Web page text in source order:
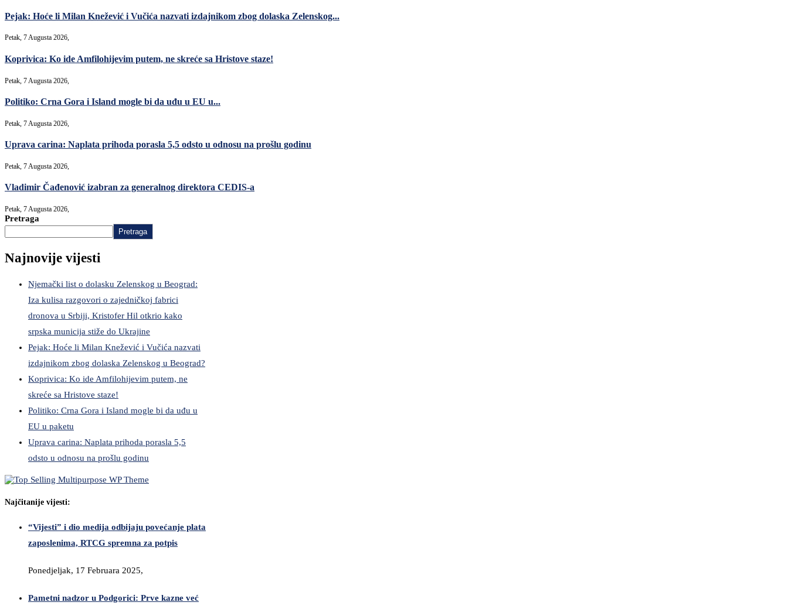
Pejak: Hoće li Milan Knežević i Vučića nazvati izdajnikom zbog dolaska Zelenskog...
Petak, 7 Augusta 2026,
Koprivica: Ko ide Amfilohijevim putem, ne skreće sa Hristove staze!
Petak, 7 Augusta 2026,
Politiko: Crna Gora i Island mogle bi da uđu u EU u...
Petak, 7 Augusta 2026,
Uprava carina: Naplata prihoda porasla 5,5 odsto u odnosu na prošlu godinu
Petak, 7 Augusta 2026,
Vladimir Čađenović izabran za generalnog direktora CEDIS-a
Petak, 7 Augusta 2026,
Pretraga
Pretraga
Najnovije vijesti
Njemački list o dolasku Zelenskog u Beograd:
Iza kulisa razgovori o zajedničkoj fabrici
dronova u Srbiji, Kristofer Hil otkrio kako
srpska municija stiže do Ukrajine
Pejak: Hoće li Milan Knežević i Vučića nazvati
izdajnikom zbog dolaska Zelenskog u Beograd?
Koprivica: Ko ide Amfilohijevim putem, ne
skreće sa Hristove staze!
Politiko: Crna Gora i Island mogle bi da uđu u
EU u paketu
Uprava carina: Naplata prihoda porasla 5,5
odsto u odnosu na prošlu godinu
Najčitanije vijesti:
“Vijesti” i dio medija odbijaju povećanje plata
zaposlenima, RTCG spremna za potpis
Ponedjeljak, 17 Februara 2025,
Pametni nadzor u Podgorici: Prve kazne već